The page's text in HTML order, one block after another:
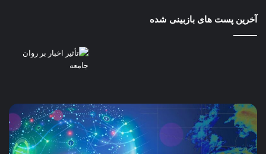
آخرین پست های بازبینی شده
پای
هوش
مصنوعی
به
و